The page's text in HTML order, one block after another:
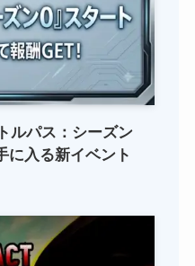
ルパス：シーズン
に入る新イベント